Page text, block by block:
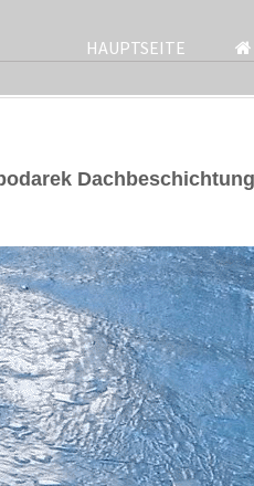
HAUPTSEITE